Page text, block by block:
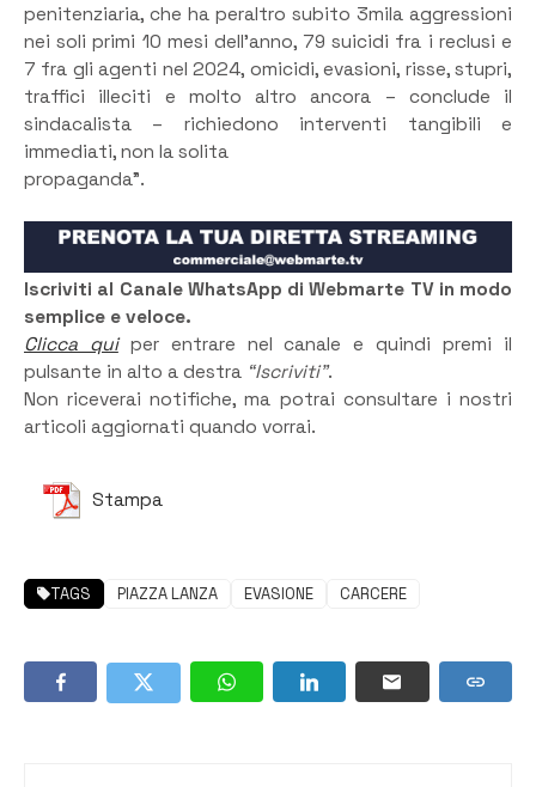
penitenziaria, che ha peraltro subito 3mila aggressioni
nei soli primi 10 mesi dell’anno, 79 suicidi fra i reclusi e
7 fra gli agenti nel 2024, omicidi, evasioni, risse, stupri,
traffici illeciti e molto altro ancora – conclude il
sindacalista – richiedono interventi tangibili e
immediati, non la solita
propaganda”.
Iscriviti al Canale WhatsApp di Webmarte TV in modo
semplice e veloce.
Clicca quiper entrare nel canale e quindi premi il
pulsante in alto a destra “Iscriviti”.
Non riceverai notifiche, ma potrai consultare i nostri
articoli aggiornati quando vorrai.
Stampa
TAGS PIAZZA LANZA EVASIONE CARCERE